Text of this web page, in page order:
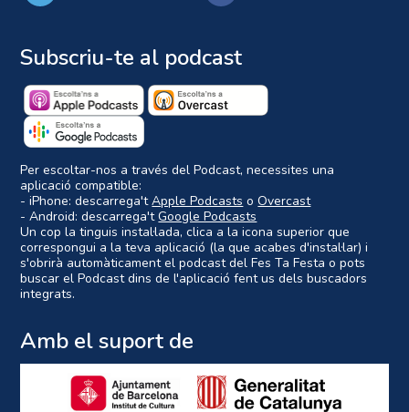
Subscriu-te al podcast
Per escoltar-nos a través del Podcast, necessites una
aplicació compatible:
- iPhone: descarrega'tApple Podcasts oOvercast
- Android: descarrega'tGoogle Podcasts
Un cop la tinguis instal·lada, clica a la icona superior que
correspongui a la teva aplicació (la que acabes d'instal·lar) i
s'obrirà automàticament el podcast del Fes Ta Festa o pots
buscar el Podcast dins de l'aplicació fent us dels buscadors
integrats.
Amb el suport de